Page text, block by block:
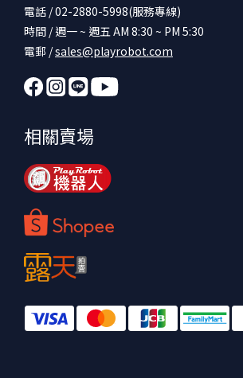
電話 / 02-2880-5998(服務專線)
時間 / 週一 ~ 週五 AM 8:30 ~ PM 5:30
電郵 /sales@playrobot.com
相關賣場